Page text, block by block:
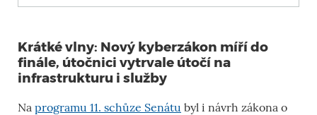
Krátké vlny: Nový kyberzákon míří do
finále, útočnici vytrvale útočí na
infrastrukturu i služby
Na programu 11. schůze Senátu byl i návrh zákona o